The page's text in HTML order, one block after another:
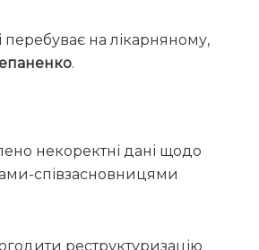
перебуває на лікарняному,
.
некоректні дані щодо
співзасновницями
реструктуризацію